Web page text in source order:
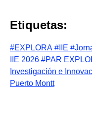
Etiquetas:
#EXPLORA #IIE
IIE 2026 #PAR
Investigación e
Puerto Montt